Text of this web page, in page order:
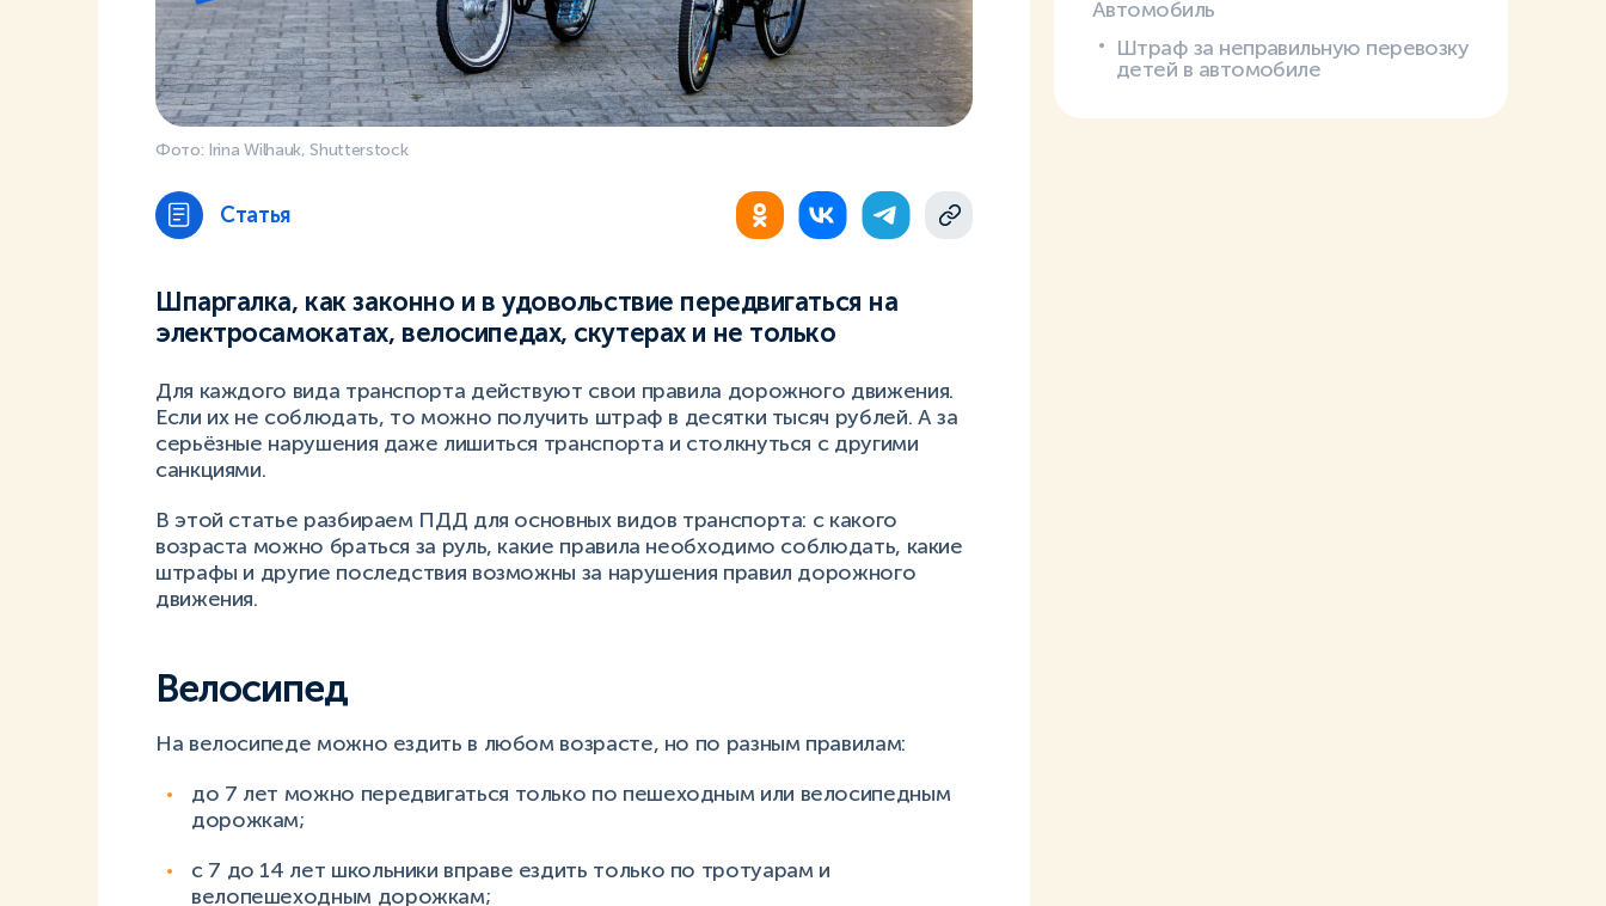
Фото: Irina Wilhauk, Shutterstock
Статья
Шпаргалка, как законно и в удовольствие передвигаться на
электросамокатах, велосипедах, скутерах и не только
Для каждого вида транспорта действуют свои правила дорожного движения.
Если их не соблюдать, то можно получить штраф в десятки тысяч рублей. А за
серьёзные нарушения даже лишиться транспорта и столкнуться с другими
санкциями.
В этой статье разбираем ПДД для основных видов транспорта: с какого
возраста можно браться за руль, какие правила необходимо соблюдать, какие
штрафы и другие последствия возможны за нарушения правил дорожного
движения.
Велосипед
На велосипеде можно ездить в любом возрасте, но по разным правилам:
до 7 лет можно передвигаться только по пешеходным или велосипедным
дорожкам;
с 7 до 14 лет школьники вправе ездить только по тротуарам и
велопешеходным дорожкам;
Автомобиль
Штраф за неправильную перевозку
детей в автомобиле